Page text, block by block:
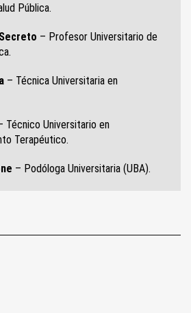
Pública.
– Profesor Universitario de
– Técnica Universitaria en
Técnico Universitario en
Terapéutico.
– Podóloga Universitaria (UBA).